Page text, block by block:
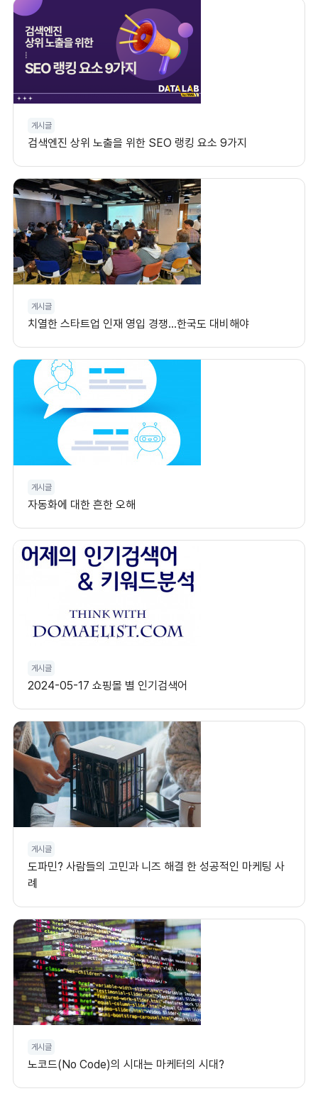
게시글
검색엔진 상위 노출을 위한 SEO 랭킹 요소 9가지
게시글
치열한 스타트업 인재 영입 경쟁…한국도 대비해야
게시글
자동화에 대한 흔한 오해
게시글
2024-05-17 쇼핑몰 별 인기검색어
게시글
도파민? 사람들의 고민과 니즈 해결 한 성공적인 마케팅 사
례
게시글
노코드(No Code)의 시대는 마케터의 시대?